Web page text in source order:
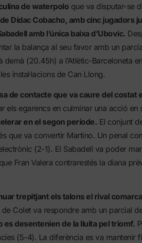
de waterpolo que va disputar-se
Dídac Cobacho, amb cinc jugadors
amb l’única baixa d’Ubovic.
la balança al seu favor amb un
demà (20.45h) a l’Atlètic-Barceloneta
instal·lacions de Can Llong.
de contacte que va caure del costat
els egarencs en culminar una acció en
en el segon període. El conjunt
que va convertir Martino. Un penal
(2-1). El Sabadell va poder
Fran Valera contrarestés la diana
trepitjant els talons el rival
Colet va respondre amb un parcial
es desentenien de la lluita pel triomf.
(5-4). La diferència es va mantenir